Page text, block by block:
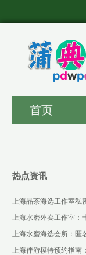
首页
热点资讯
上海品茶海选工作室私
上海水磨外卖工作室：
务对比_97
上海水磨海选会所：匿
录
上海伴游模特预约指南